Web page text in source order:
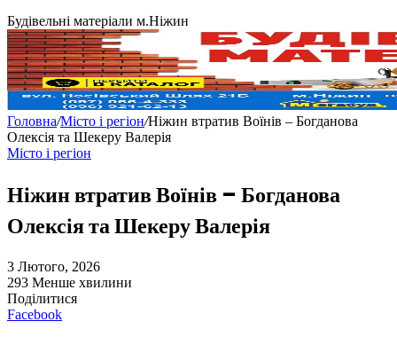
Будівельні матеріали м.Ніжин
Головна/Місто і регіон/Ніжин втратив Воїнів – Богданова
Олексія та Шекеру Валерія
Місто і регіон
Ніжин втратив Воїнів – Богданова
Олексія та Шекеру Валерія
3 Лютого, 2026
293 Менше хвилини
Поділитися
Facebook